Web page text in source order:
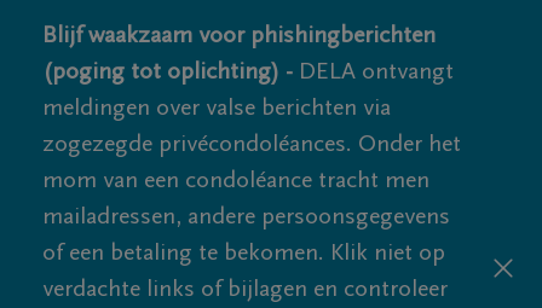
Blijf waakzaam voor phishingberichten
(poging tot oplichting) - DELA ontvangt
meldingen over valse berichten via
zogezegde privécondoléances. Onder het
mom van een condoléance tracht men
mailadressen, andere persoonsgegevens
of een betaling te bekomen. Klik niet op
verdachte links of bijlagen en controleer